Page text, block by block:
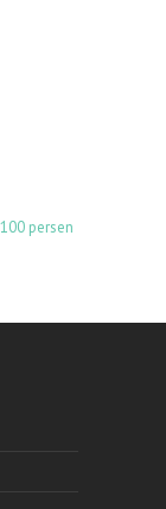
100 persen